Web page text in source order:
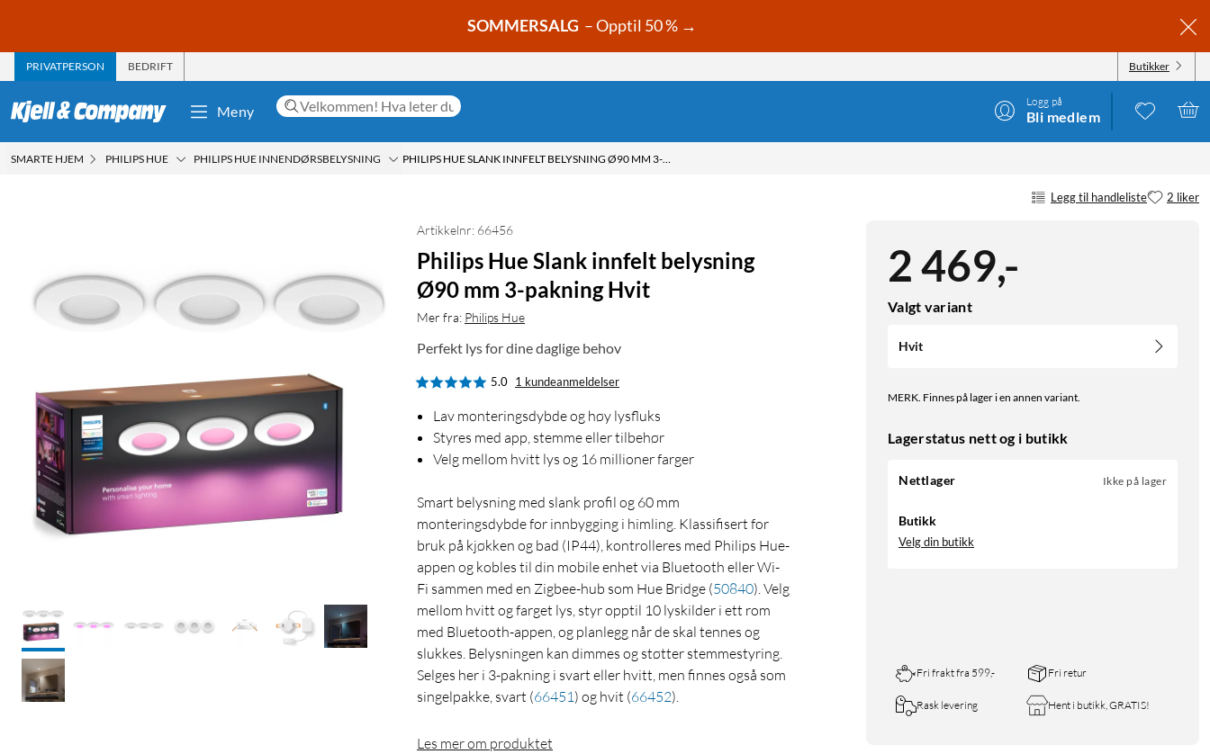
SOMMERSALG – Opptil 50 % →
PRIVATPERSON BEDRIFT Butikker
Meny
Logg på
Bli medlem
SMARTE HJEM PHILIPS HUE PHILIPS HUE INNENDØRSBELYSNING PHILIPS HUE SLANK INNFELT BELYSNING Ø90 MM 3-PAKNING HVIT
Legg til handleliste 2 liker
2 469,-
Valgt variant
Hvit
MERK. Finnes på lager i en annen variant.
Lagerstatus nett og i butikk
Nettlager Ikke på lager
Butikk
Velg din butikk
Fri frakt fra 599,- Fri retur
Rask levering Hent i butikk, GRATIS!
Artikkelnr: 66456
Philips Hue Slank innfelt belysning
Ø90 mm 3-pakning Hvit
Mer fra: Philips Hue
Perfekt lys for dine daglige behov
5.0 1 kundeanmeldelser
Lav monteringsdybde og høy lysfluks
Styres med app, stemme eller tilbehør
Velg mellom hvitt lys og 16 millioner farger
Smart belysning med slank profil og 60 mm
monteringsdybde for innbygging i himling. Klassifisert for
bruk på kjøkken og bad (IP44), kontrolleres med Philips Hue-
appen og kobles til din mobile enhet via Bluetooth eller Wi-
Fi sammen med en Zigbee-hub som Hue Bridge (50840). Velg
mellom hvitt og farget lys, styr opptil 10 lyskilder i ett rom
med Bluetooth-appen, og planlegg når de skal tennes og
slukkes. Belysningen kan dimmes og støtter stemmestyring.
Selges her i 3-pakning i svart eller hvitt, men finnes også som
singelpakke, svart (66451) og hvit (66452).
Les mer om produktet